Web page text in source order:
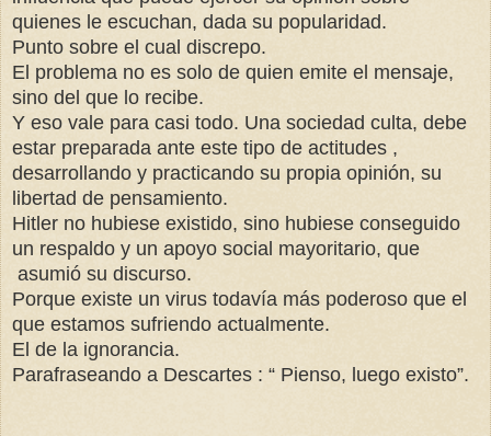
quienes le escuchan, dada su popularidad.
Punto sobre el cual discrepo.
El problema no es solo de quien emite el mensaje,
sino del que lo recibe.
Y eso vale para casi todo. Una sociedad culta, debe
estar preparada ante este tipo de actitudes ,
desarrollando y practicando su propia opinión, su
libertad de pensamiento.
Hitler no hubiese existido, sino hubiese conseguido
un respaldo y un apoyo social mayoritario, que
asumió su discurso.
Porque existe un virus todavía más poderoso que el
que estamos sufriendo actualmente.
El de la ignorancia.
Parafraseando a Descartes : “ Pienso, luego existo”.